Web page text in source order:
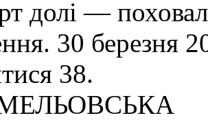
долі —
30 березня
38.